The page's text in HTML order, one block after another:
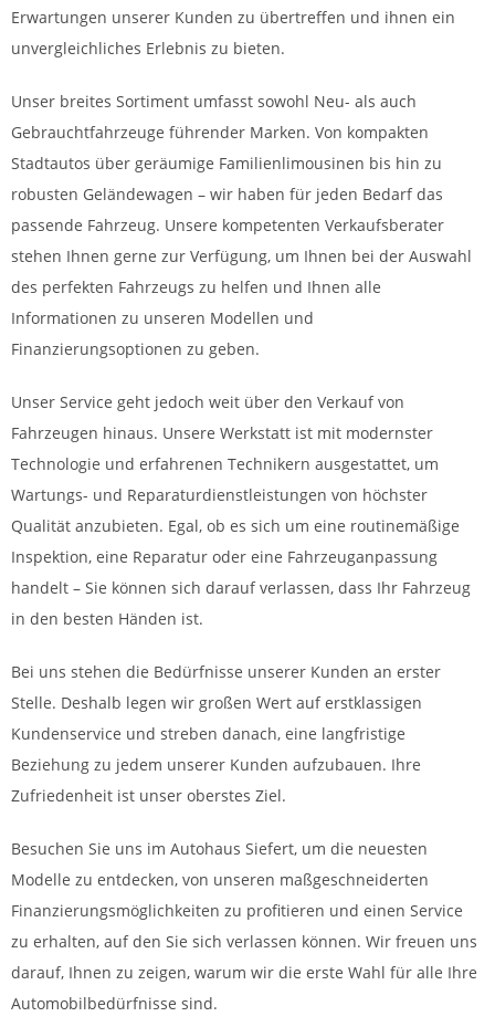
Erwartungen unserer Kunden zu übertreffen und ihnen ein
unvergleichliches Erlebnis zu bieten.
Unser breites Sortiment umfasst sowohl Neu- als auch
Gebrauchtfahrzeuge führender Marken. Von kompakten
Stadtautos über geräumige Familienlimousinen bis hin zu
robusten Geländewagen – wir haben für jeden Bedarf das
passende Fahrzeug. Unsere kompetenten Verkaufsberater
stehen Ihnen gerne zur Verfügung, um Ihnen bei der Auswahl
des perfekten Fahrzeugs zu helfen und Ihnen alle
Informationen zu unseren Modellen und
Finanzierungsoptionen zu geben.
Unser Service geht jedoch weit über den Verkauf von
Fahrzeugen hinaus. Unsere Werkstatt ist mit modernster
Technologie und erfahrenen Technikern ausgestattet, um
Wartungs- und Reparaturdienstleistungen von höchster
Qualität anzubieten. Egal, ob es sich um eine routinemäßige
Inspektion, eine Reparatur oder eine Fahrzeuganpassung
handelt – Sie können sich darauf verlassen, dass Ihr Fahrzeug
in den besten Händen ist.
Bei uns stehen die Bedürfnisse unserer Kunden an erster
Stelle. Deshalb legen wir großen Wert auf erstklassigen
Kundenservice und streben danach, eine langfristige
Beziehung zu jedem unserer Kunden aufzubauen. Ihre
Zufriedenheit ist unser oberstes Ziel.
Besuchen Sie uns im Autohaus Siefert, um die neuesten
Modelle zu entdecken, von unseren maßgeschneiderten
Finanzierungsmöglichkeiten zu profitieren und einen Service
zu erhalten, auf den Sie sich verlassen können. Wir freuen uns
darauf, Ihnen zu zeigen, warum wir die erste Wahl für alle Ihre
Automobilbedürfnisse sind.